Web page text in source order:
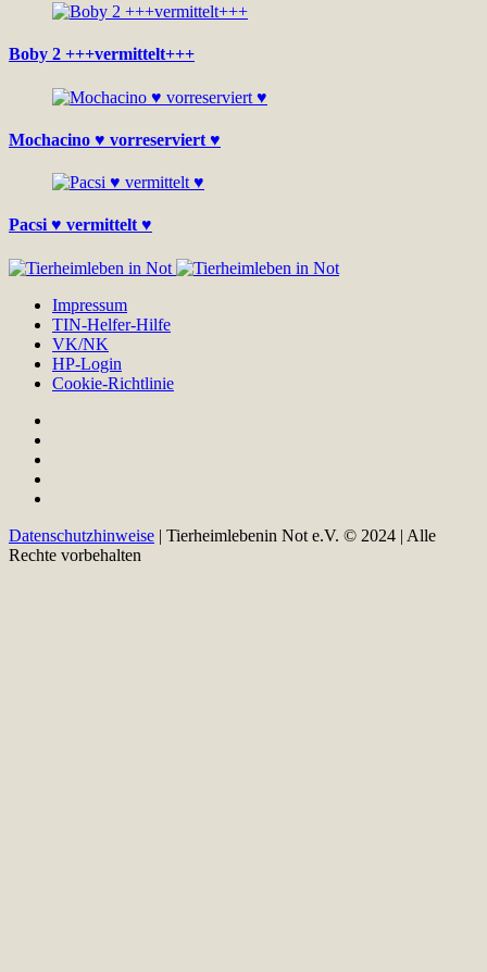
Boby 2 +++vermittelt+++
Mochacino ♥ vorreserviert ♥
Pacsi ♥ vermittelt ♥
Impressum
TIN-Helfer-Hilfe
VK/NK
HP-Login
Cookie-Richtlinie
Datenschutzhinweise | Tierheimlebenin Not e.V. © 2024 | Alle
Rechte vorbehalten